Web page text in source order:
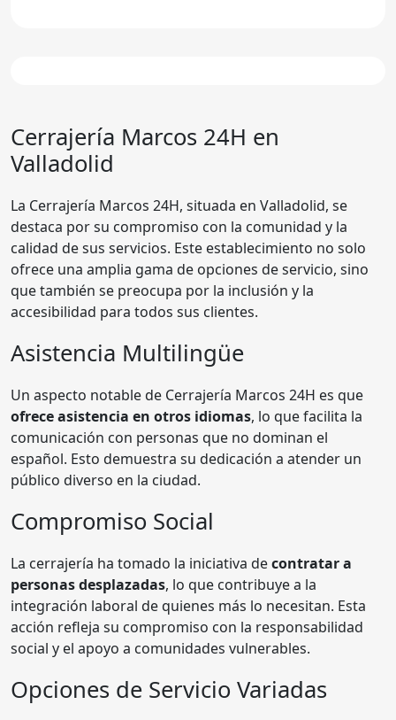
Cerrajería Marcos 24H en
Valladolid
La Cerrajería Marcos 24H, situada en Valladolid, se
destaca por su compromiso con la comunidad y la
calidad de sus servicios. Este establecimiento no solo
ofrece una amplia gama de opciones de servicio, sino
que también se preocupa por la inclusión y la
accesibilidad para todos sus clientes.
Asistencia Multilingüe
Un aspecto notable de Cerrajería Marcos 24H es que
ofrece asistencia en otros idiomas, lo que facilita la
comunicación con personas que no dominan el
español. Esto demuestra su dedicación a atender un
público diverso en la ciudad.
Compromiso Social
La cerrajería ha tomado la iniciativa decontratar a
personas desplazadas, lo que contribuye a la
integración laboral de quienes más lo necesitan. Esta
acción refleja su compromiso con la responsabilidad
social y el apoyo a comunidades vulnerables.
Opciones de Servicio Variadas